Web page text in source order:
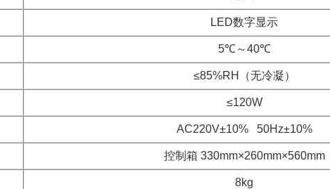
LED数字显示
5℃～40℃
≤85%RH（无冷凝）
≤120W
AC220V±10% 50Hz±10%
控制箱 330mm×260mm×560mm
8kg